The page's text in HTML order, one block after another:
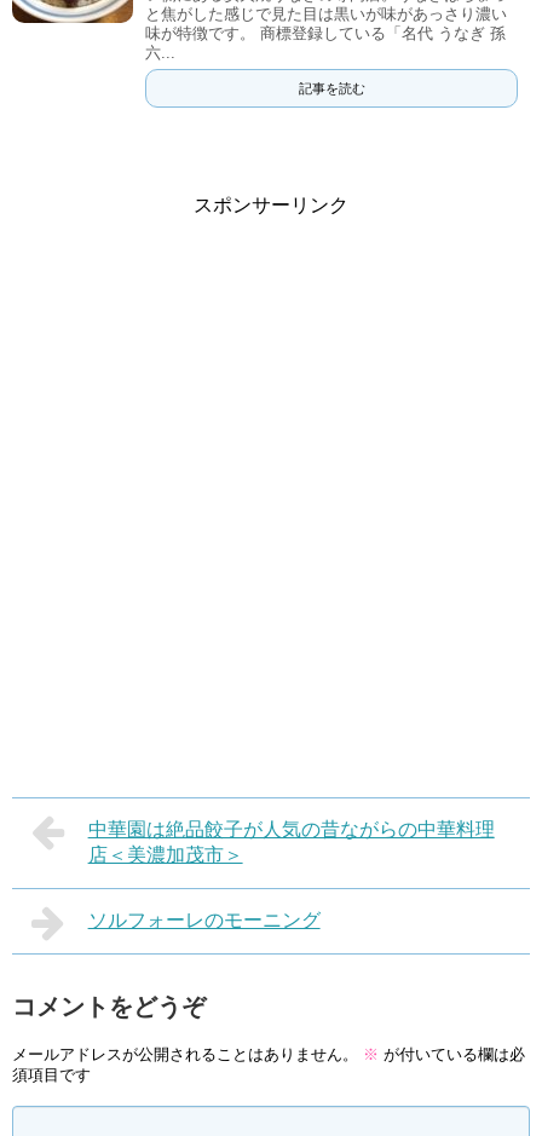
と焦がした感じで見た目は黒いが味があっさり濃い
味が特徴です。 商標登録している「名代 うなぎ 孫
六...
記事を読む
スポンサーリンク
中華園は絶品餃子が人気の昔ながらの中華料理
店＜美濃加茂市＞
ソルフォーレのモーニング
コメントをどうぞ
メールアドレスが公開されることはありません。 ※ が付いている欄は必
須項目です